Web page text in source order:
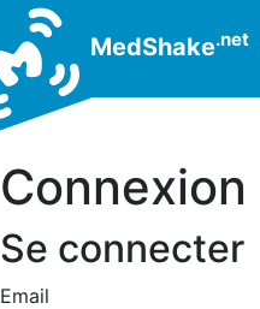
MedShake.net
Connexion
Se connecter
Email